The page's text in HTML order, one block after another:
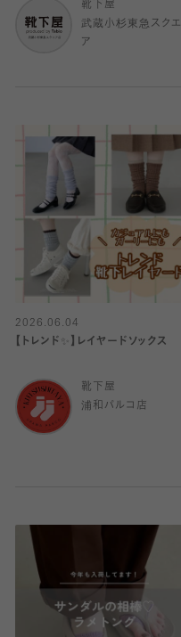
靴下屋
武蔵小杉東急スクエ
ア
2026.06.04
【トレンド✨️】レイヤードソックス
靴下屋
浦和パルコ店